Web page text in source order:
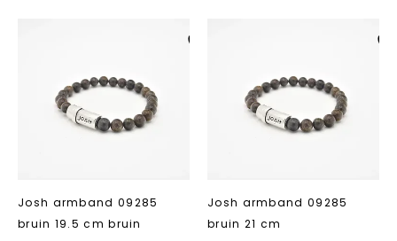
Josh armband 09285
bruin 19.5 cm bruin
Josh armband 09285
bruin 21 cm